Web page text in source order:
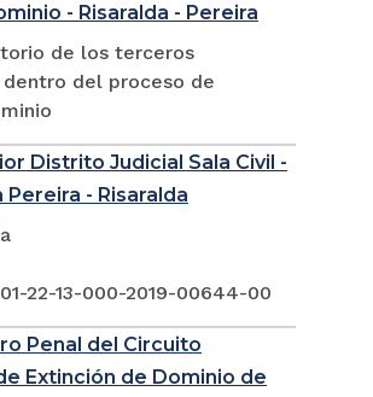
- Risaralda - Pereira
de los terceros
del proceso de
Distrito Judicial Sala Civil -
Pereira - Risaralda
22-13-000-2019-00644-00
Penal del Circuito
Extinción de Dominio de